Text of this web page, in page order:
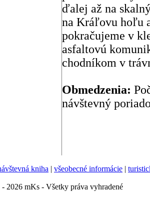
ďalej až na
na Kráľovu hoľu
pokračujeme v
asfaltovú
chodníkom v
Obmedzenia:
návštevný
kniha | všeobecné informácie |
2026 mKs - Všetky práva vyhradené